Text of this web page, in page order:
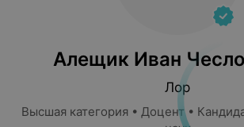
Алещик Иван
Лор
Высшая категория • Доцент •